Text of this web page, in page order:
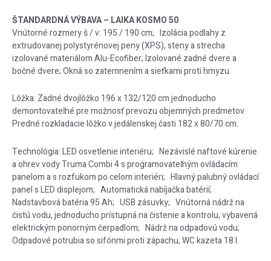
ŠTANDARDNÁ VÝBAVA – LAIKA KOSMO 50
Vnútorné rozmery š / v: 195 / 190 cm; Izolácia podlahy z
extrudovanej polystyrénovej peny (XPS), steny a strecha
izolované materiálom Alu-Ecofiber; Izolované zadné dvere a
bočné dvere; Okná so zatemnením a sieťkami proti hmyzu.
Lôžka: Zadné dvojlôžko 196 x 132/120 cm jednoducho
demontovateľné pre možnosť prevozu objemných predmetov.
Predné rozkladacie lôžko v jedálenskej časti 182 x 80/70 cm.
Technológia: LED osvetlenie interiéru; Nezávislé naftové kúrenie
a ohrev vody Truma Combi 4 s programovateľným ovládacím
panelom a s rozfukom po celom interiéri; Hlavný palubný ovládací
panel s LED displejom; Automatická nabíjačka batérií;
Nadstavbová batéria 95 Ah; USB zásuvky; Vnútorná nádrž na
čistú vodu, jednoducho prístupná na čistenie a kontrolu, vybavená
elektrickým ponorným čerpadlom; Nádrž na odpadovú vodu;
Odpadové potrubia so sifónmi proti zápachu, WC kazeta 18 l.